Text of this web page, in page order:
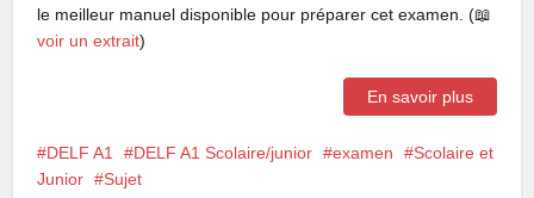
le meilleur manuel disponible pour préparer cet examen. (📖
voir un extrait)
En savoir plus
DELF A1 DELF A1 Scolaire/junior examen
Scolaire et
Junior
Sujet